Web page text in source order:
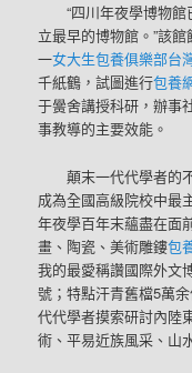
“四川年夜學博物館
立最早的博物館。”該
一女大生包養俱樂部台
千紙鶴，試圖進行包養
于黌舍講授科研，辦事
事教導的主要效能。
顛末一代代學者的
成為全國高級院校中最
年夜學百年末蘊盡在面
畫、陶瓷、美術雕鏤包
我的最愛稱讚國際外文
號；特點汗青舊檔5萬
代代學者摸索研討內陸
術、平易近族風采、山